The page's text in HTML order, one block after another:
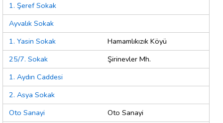
1. Şeref Sokak
Ayvalık Sokak
1. Yasin Sokak
Hamamlıkızık Köyü
25/7. Sokak
Şirinevler Mh.
1. Aydın Caddesi
2. Asya Sokak
Oto Sanayi
Oto Sanayi